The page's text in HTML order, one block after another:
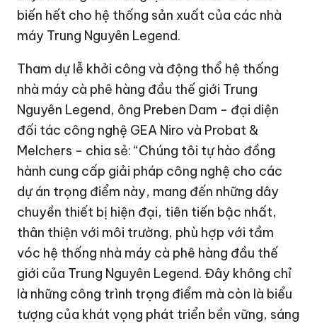
biến hết cho hệ thống sản xuất của các nhà
máy Trung Nguyên Legend.
Tham dự lễ khởi công và động thổ hệ thống
nhà máy cà phê hàng đầu thế giới Trung
Nguyên Legend, ông Preben Dam - đại diện
đối tác công nghệ GEA Niro và Probat &
Melchers - chia sẻ: “Chúng tôi tự hào đồng
hành cung cấp giải pháp công nghệ cho các
dự án trọng điểm này, mang đến những dây
chuyền thiết bị hiện đại, tiên tiến bậc nhất,
thân thiện với môi trường, phù hợp với tầm
vóc hệ thống nhà máy cà phê hàng đầu thế
giới của Trung Nguyên Legend. Đây không chỉ
là những công trình trọng điểm mà còn là biểu
tượng của khát vọng phát triển bền vững, sáng